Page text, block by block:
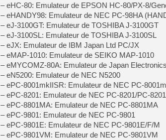
– eHC-80: Emulateur de EPSON HC-80/PX-8/
– eHANDY98: Emulateur de NEC PC-98HA
– eJ-3100GT: Emulateur de TOSHIBA J-3100GT
– eJ-3100SL: Emulateur de TOSHIBA J-3100SL
– eJX: Emulateur de IBM Japan Ltd PC/JX
– eMAP-1010: Emulateur de SEIKO MAP-1010
– eMYCOMZ-80A: Emulateur de Japan
– eN5200: Emulateur de NEC N5200
– ePC-8001mkIISR: Emulateur de NEC PC-
– ePC-8201: Emulateur de NEC PC-8201/PC-
– ePC-8801MA: Emulateur de NEC PC-8801MA
– ePC-9801: Emulateur de NEC PC-9801
– ePC-9801E: Emulateur de NEC PC-9801E/F/M
– ePC-9801VM: Emulateur de NEC PC-9801VM